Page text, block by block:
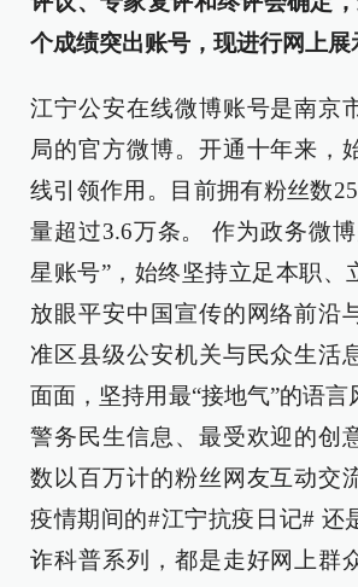
个成绩突出账号，现进行网上展
江宁公安在线微博账号是南京
局的官方微博。开通十年来，
线引领作用。目前拥有粉丝数
量超过3.6万条。 作为政务微
星账号”，始终坚持立足本职、
放眼平安中国宣传的网络前沿
准区县级公安机关与民众生活
面面，坚持用最“接地气”的语言
警务民生信息、最受欢迎的创
数以百万计的粉丝网友互动交
疫情期间的#江宁抗疫日记# 还
诈科普系列，都是走好网上群